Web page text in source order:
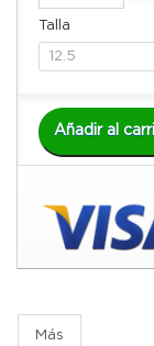
Talla
Añadir al
Más